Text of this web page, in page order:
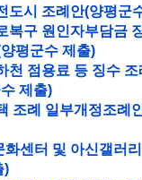
도시 조례안(양평군
복구 원인자부담금
평군수 제출)
천 점용료 등 징수
제출)
조례 일부개정조례
화센터 및 아신갤러
)